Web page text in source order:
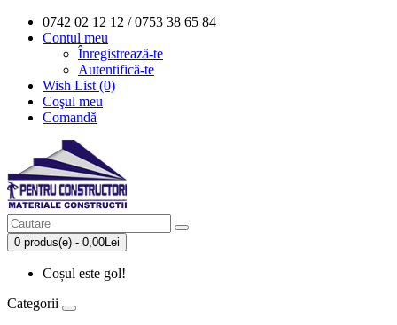
0742 02 12 12 / 0753 38 65 84
Contul meu
Înregistrează-te
Autentifică-te
Wish List (0)
Coşul meu
Comandă
0 produs(e) - 0,00Lei
Coșul este gol!
Categorii